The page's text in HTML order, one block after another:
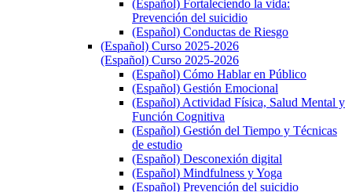
(Español) Fortaleciendo la vida:
Prevención del suicidio
(Español) Conductas de Riesgo
(Español) Curso 2025-2026
(Español) Curso 2025-2026
(Español) Cómo Hablar en Público
(Español) Gestión Emocional
(Español) Actividad Física, Salud Mental y
Función Cognitiva
(Español) Gestión del Tiempo y Técnicas
de estudio
(Español) Desconexión digital
(Español) Mindfulness y Yoga
(Español) Prevención del suicidio